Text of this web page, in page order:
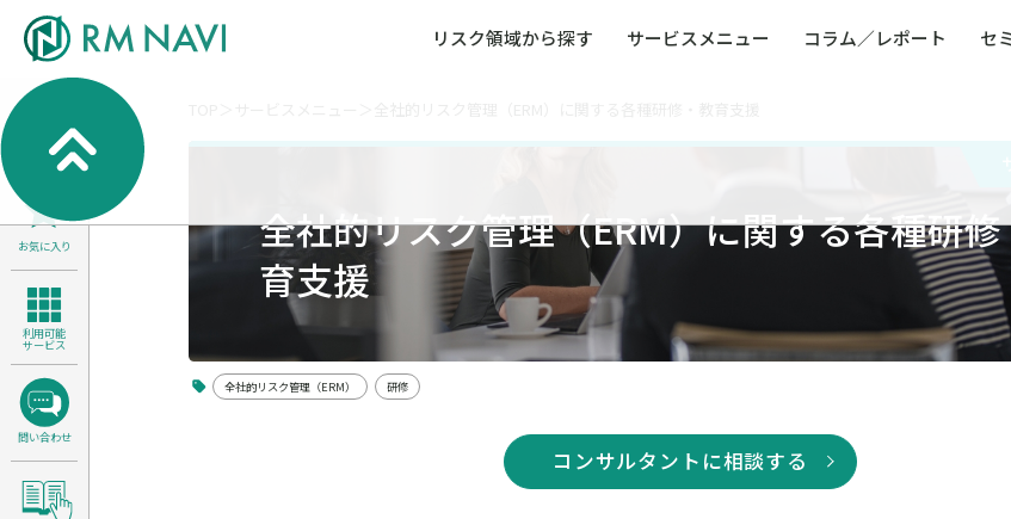
リスク領域から探す サービスメニュー コラム／レポート セ
サステナビリティ経営支援
人権・人的資本課題解決支援
医療／介護／障害福祉／子ども・児童福祉等
全社的リスク管理（ERM）
製品安全・食品安全
海
検索
お気に入り
利用可能
サービス
問い合わせ
全社的リスク管理（ERM）に関する各種研
育支援
全社的リスク管理（ERM） 研修
コンサルタントに相談する